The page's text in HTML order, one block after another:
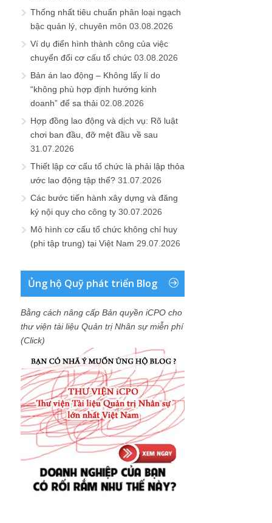
Thống nhất tiêu chuẩn phân loại ngạch
bậc quản lý, chuyên môn 03.08.2026
Ví dụ điển hình thành công của việc
chuyển đổi cơ cấu tổ chức 03.08.2026
Bản án lao động – Không lấy lí do
“không phù hợp định hướng kinh
doanh” để sa thải 02.08.2026
Hợp đồng lao động và dịch vụ: Rõ luật
chơi ban đầu, đỡ mệt đầu về sau
31.07.2026
Thiết lập cơ cấu tổ chức là phải lập thỏa
ước lao động tập thể? 31.07.2026
Các bước tiến hành xây dựng và đăng
ký nội quy cho công ty 30.07.2026
Mô hình cơ cấu tổ chức không chỉ huy
(phi tập trung) tại Việt Nam 29.07.2026
Ủng hộ Quỹ phát triển Blog
Bằng cách nâng cấp Bản quyền iCPO cho
thư viện tài liệu Quản trị Nhân sự miễn phí
(Click)